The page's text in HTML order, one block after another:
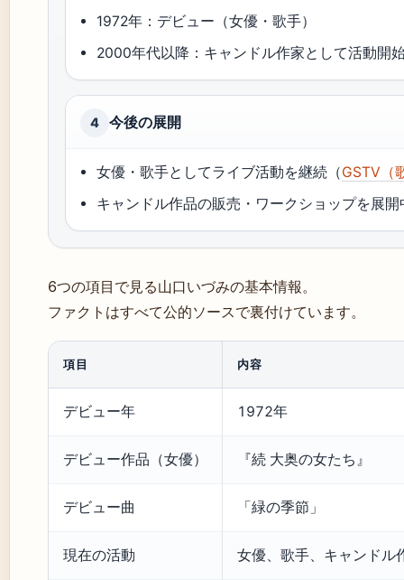
1972年：デビュー（女優・歌手）
2000年代以降：キャンドル作家として活動開
4 今後の展開
女優・歌手としてライブ活動を継続（GSTV（
キャンドル作品の販売・ワークショップを展開
6つの項目で見る山口いづみの基本情報。
ファクトはすべて公的ソースで裏付けています。
項目 内容
デビュー年 1972年
デビュー作品（女優） 『続 大奥の女たち』
デビュー曲 「緑の季節」
現在の活動 女優、歌手、キャンドル